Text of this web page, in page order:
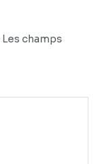
Les champs